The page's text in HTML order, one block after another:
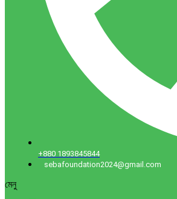
+880 1893845844
sebafoundation2024@gmail.com
মেনু